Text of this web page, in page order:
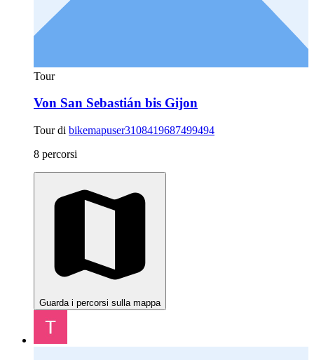
Tour
Von San Sebastián bis Gijon
Tour di bikemapuser3108419687499494
8 percorsi
Guarda i percorsi sulla mappa